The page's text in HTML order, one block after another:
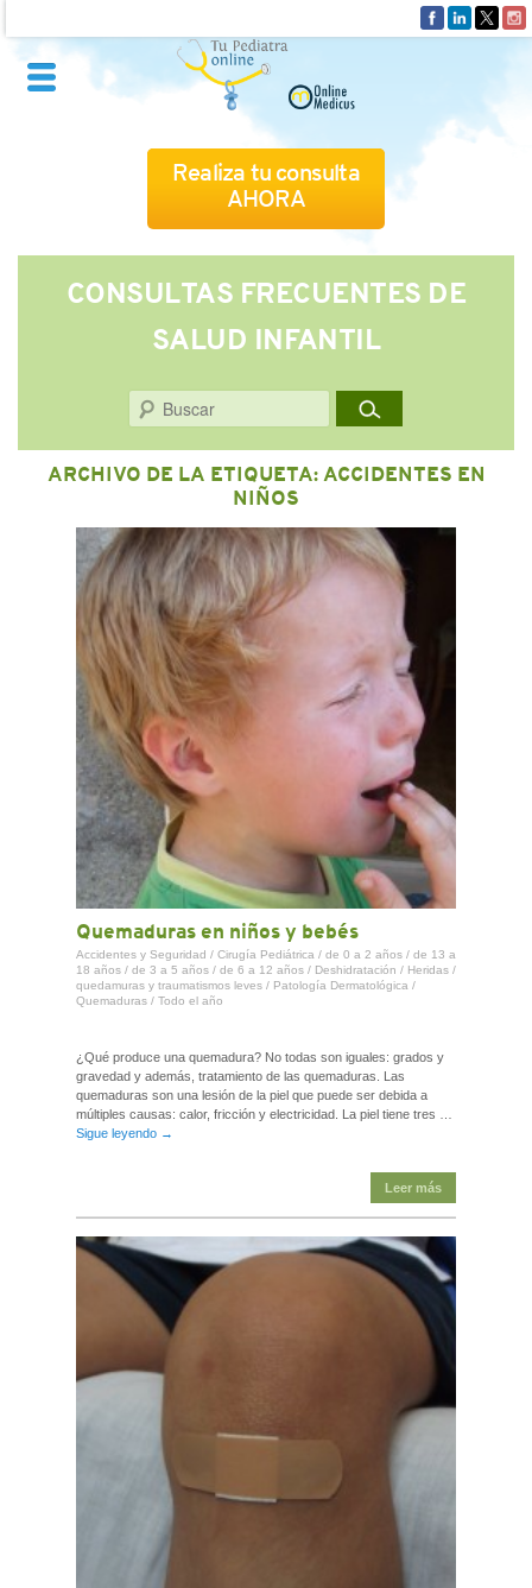
Realiza tu consulta
AHORA
QUIÉNES SOMOS
CÓMO FUNCIONA
CUADRO MÉDICO
CONSULTAS FRECUENTES
CONTACTO
CONSULTAS FRECUENTES DE
SALUD INFANTIL
ARCHIVO DE LA ETIQUETA:ACCIDENTES EN
NIÑOS
Quemaduras en niños y bebés
Accidentes y Seguridad / Cirugía Pediátrica / de 0 a 2 años / de 13 a
18 años / de 3 a 5 años / de 6 a 12 años / Deshidratación / Heridas /
quedamuras y traumatismos leves / Patología Dermatológica /
Quemaduras / Todo el año
¿Qué produce una quemadura? No todas son iguales: grados y
gravedad y además, tratamiento de las quemaduras. Las
quemaduras son una lesión de la piel que puede ser debida a
múltiples causas: calor, fricción y electricidad. La piel tiene tres …
Sigue leyendo →
Leer más